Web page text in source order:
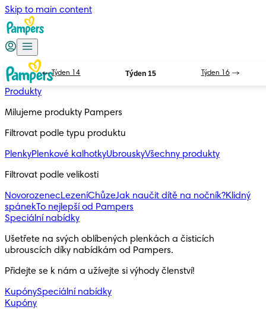
Skip to main content
Produkty
Milujeme produkty Pampers
Filtrovat podle typu produktu
PlenkyPlenkové kalhotkyUbrouskyVšechny produkty
Filtrovat podle velikosti
NovorozenecLezeníChůzeJak naučit dítě na nočník?Klidný
spánekTo nejlepší od Pampers
Speciální nabídky
Ušetřete na svých oblíbených plenkách a čisticích
ubrouscích díky nabídkám od Pampers.
Přidejte se k nám a užívejte si výhody členství!
KupónySpeciální nabídky
Kupóny
Týden 14 Týden 15 Týden 16